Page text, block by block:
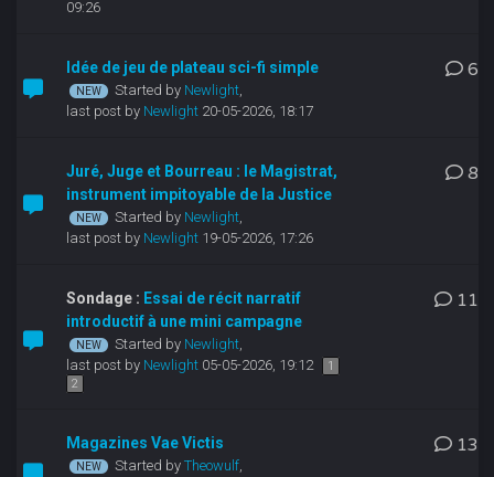
09:26
Idée de jeu de plateau sci-fi simple
Started by Newlight,
last post by Newlight20-05-2026, 18:17
6
Juré, Juge et Bourreau : le Magistrat,
instrument impitoyable de la Justice
Started by Newlight,
last post by Newlight19-05-2026, 17:26
8
Sondage : Essai de récit narratif
introductif à une mini campagne
Started by Newlight,
last post by Newlight05-05-2026, 19:12
1
2
11
Magazines Vae Victis
Started by Theowulf,
13